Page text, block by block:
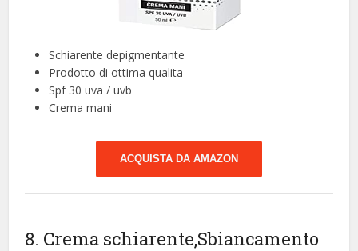
Schiarente depigmentante
Prodotto di ottima qualita
Spf 30 uva / uvb
Crema mani
ACQUISTA DA AMAZON
8. Crema schiarente,Sbiancamento